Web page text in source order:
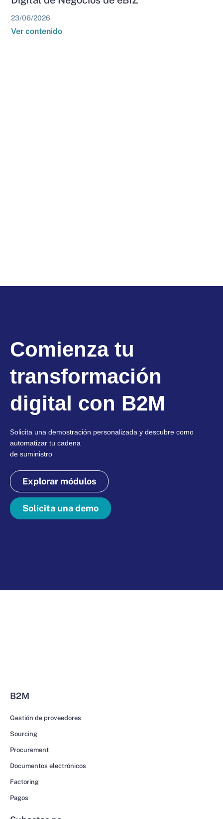
23/06/2026
Ver contenido
Comienza tu
transformación
digital con B2M
Solicita una demostración personalizada y descubre como
automatizar tu cadena
de suministro
Explorar módulos
Solicita una demo
B2M
Gestión de proveedores
Sourcing
Procurement
Documentos electrónicos
Factoring
Pagos